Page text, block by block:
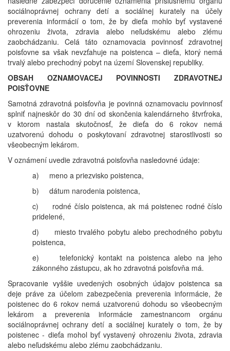
sociálnoprávnej ochrany detí a sociálnej kurately na účely
preverenia informácií o tom, že by dieťa mohlo byť vystavené
ohrozeniu života, zdravia alebo neľudskému alebo zlému
zaobchádzaniu. Celá táto oznamovacia povinnosť zdravotnej
poisťovne sa však nevzťahuje na poistenca – dieťa, ktorý nemá
trvalý alebo prechodný pobyt na území Slovenskej republiky.
OBSAH OZNAMOVACEJ POVINNOSTI ZDRAVOTNEJ
POISŤOVNE
Samotná zdravotná poisťovňa je povinná oznamovaciu povinnosť
splniť najneskôr do 30 dní od skončenia kalendárneho štvrťroka,
v ktorom nastala skutočnosť, že dieťa do 6 rokov nemá
uzatvorenú dohodu o poskytovaní zdravotnej starostlivosti so
všeobecným lekárom.
V oznámení uvedie zdravotná poisťovňa nasledovné údaje:
a) meno a priezvisko poistenca,
b) dátum narodenia poistenca,
c) rodné číslo poistenca, ak má poistenec rodné číslo
pridelené,
d) miesto trvalého pobytu alebo prechodného pobytu
poistenca,
e) telefonický kontakt na poistenca alebo na jeho
zákonného zástupcu, ak ho zdravotná poisťovňa má.
Spracovanie vyššie uvedených osobných údajov poistenca sa
deje práve za účelom zabezpečenia preverenia informácie, že
poistenec do 6 rokov nemá uzatvorenú dohodu so všeobecným
lekárom a preverenia informácie zamestnancom orgánu
sociálnoprávnej ochrany detí a sociálnej kurately o tom, že by
poistenec - dieťa mohol byť vystavený ohrozeniu života, zdravia
alebo neľudskému alebo zlému zaobchádzaniu.